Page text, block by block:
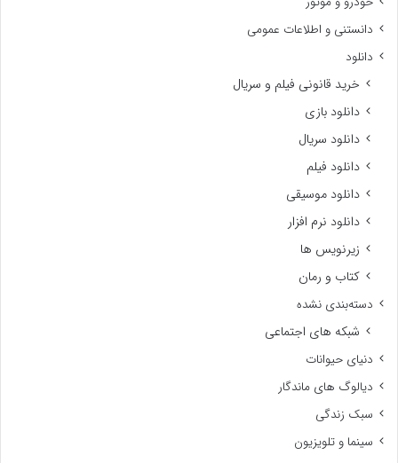
دانستنی و اطلاعات عمومی
دانلود
خرید قانونی فیلم و سریال
دانلود بازی
دانلود سریال
دانلود فیلم
دانلود موسیقی
دانلود نرم افزار
زیرنویس ها
کتاب و رمان
دسته‌بندی نشده
شبکه های اجتماعی
دنیای حیوانات
دیالوگ های ماندگار
سبک زندگی
سینما و تلویزیون